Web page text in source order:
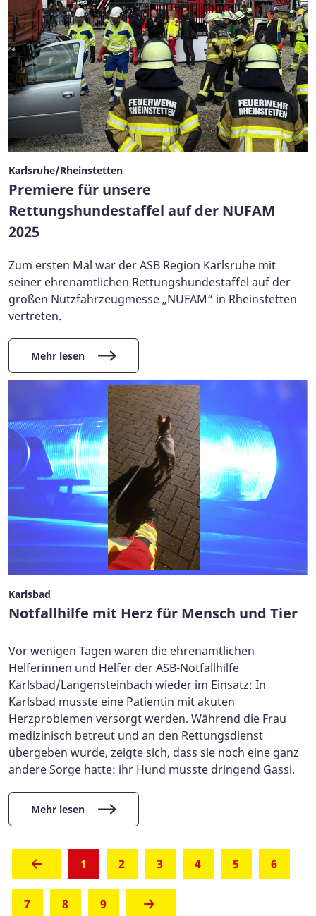
Karlsruhe/Rheinstetten
Premiere für unsere
Rettungshundestaffel auf der NUFAM
2025
Zum ersten Mal war der ASB Region Karlsruhe mit
seiner ehrenamtlichen Rettungshundestaffel auf der
großen Nutzfahrzeugmesse „NUFAM“ in Rheinstetten
vertreten.
Mehr lesen
Karlsbad
Notfallhilfe mit Herz für Mensch und Tier
Vor wenigen Tagen waren die ehrenamtlichen
Helferinnen und Helfer der ASB-Notfallhilfe
Karlsbad/Langensteinbach wieder im Einsatz: In
Karlsbad musste eine Patientin mit akuten
Herzproblemen versorgt werden. Während die Frau
medizinisch betreut und an den Rettungsdienst
übergeben wurde, zeigte sich, dass sie noch eine ganz
andere Sorge hatte: ihr Hund musste dringend Gassi.
Mehr lesen
1 (aktuell)
2 3 4 5 6
7 8 9